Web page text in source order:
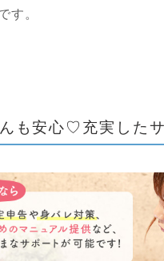
す。
も安心♡充実した